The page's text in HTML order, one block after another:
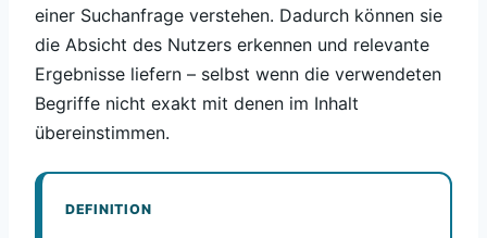
einer Suchanfrage verstehen. Dadurch können sie
die Absicht des Nutzers erkennen und relevante
Ergebnisse liefern – selbst wenn die verwendeten
Begriffe nicht exakt mit denen im Inhalt
übereinstimmen.
DEFINITION